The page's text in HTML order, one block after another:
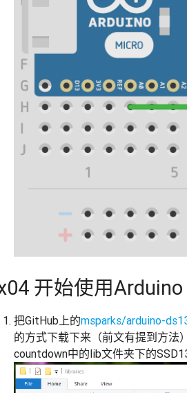
开始使用Arduino
把GitHub上的msparks/arduino-
的方式下载下来（前文有提到方法
countdown中的lib文件夹下的